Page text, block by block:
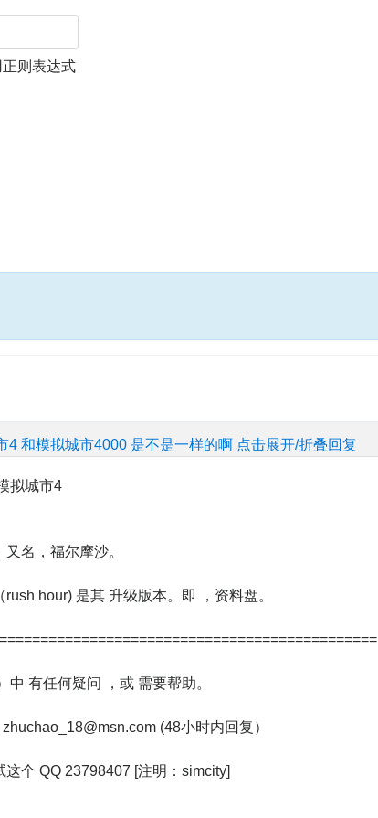
则表达式
4 和模拟城市4000 是不是一样的啊 点击展开/折叠回复
拟城市4
名，福尔摩沙。
hour) 是其 升级版本。即 ，资料盘。
中 有任何疑问 ，或 需要帮助。
(48小时内回复）
个 QQ 23798407 [注明：simcity]